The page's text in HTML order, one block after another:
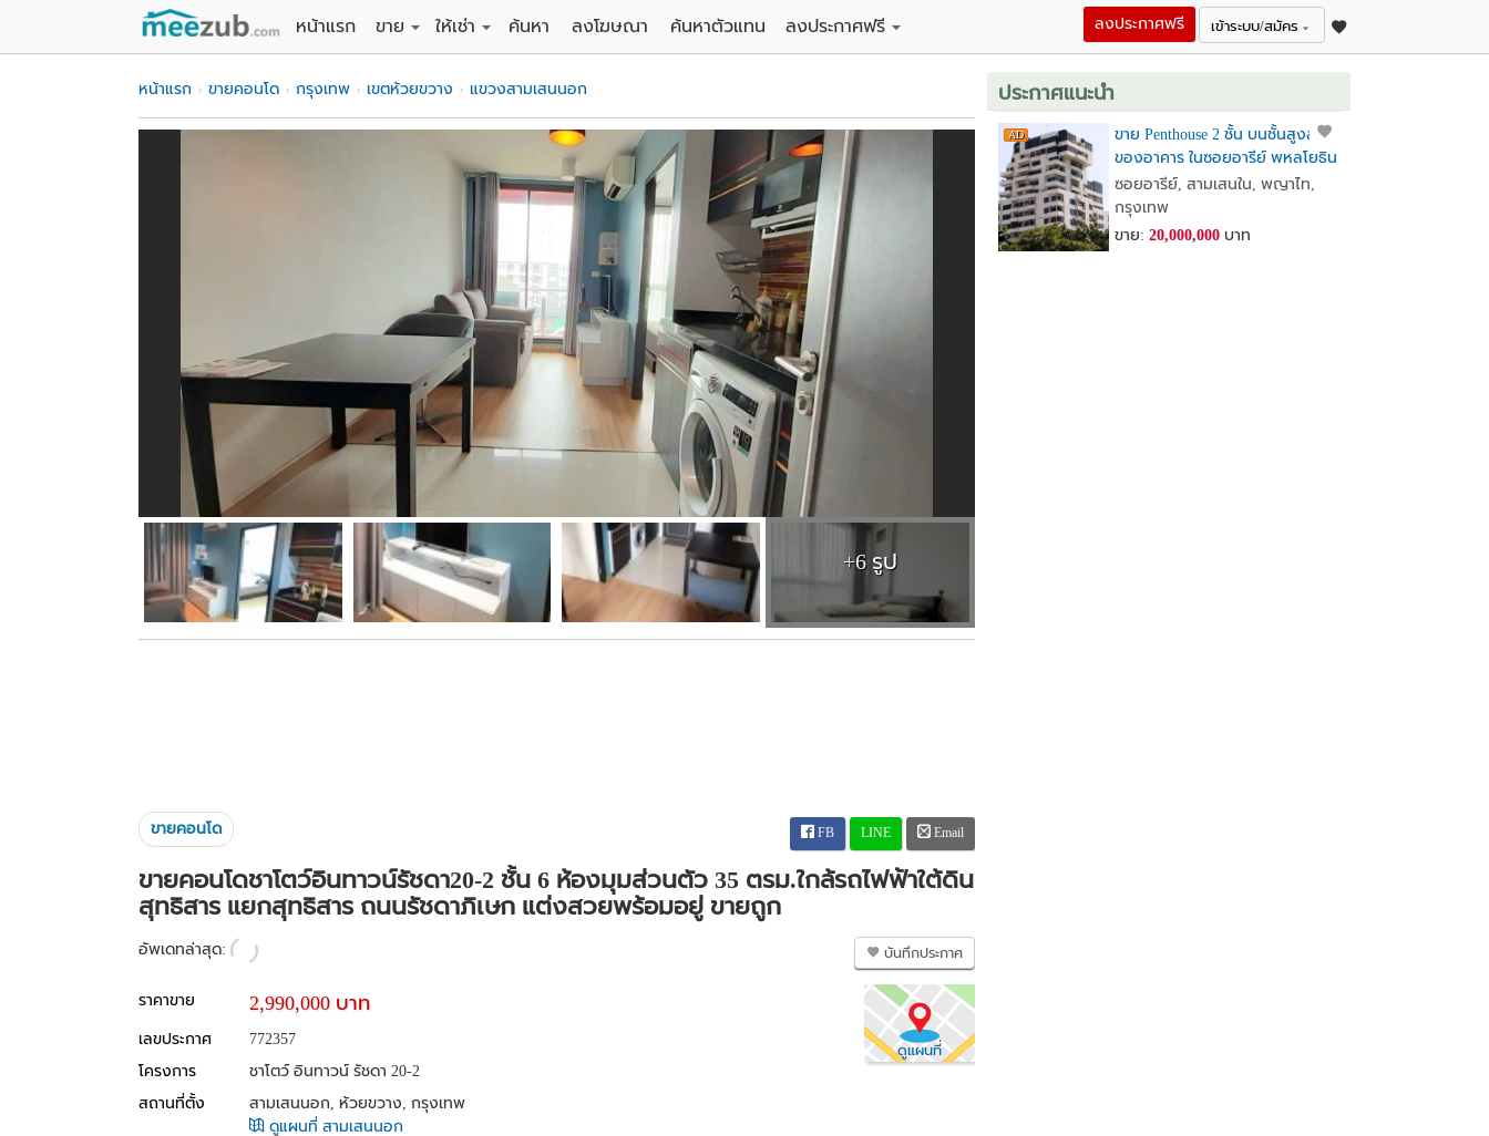
หน้าแรก
ขาย
ขายบ้าน
ขายคอนโด
ขายทาวน์เฮาส์
ขายอพาร์ทเม้นท์ / โรงแรม
ขายอาคารพาณิชย์ / สำนักงาน
ขายโรงงาน / โกดัง
ให้เช่า
ให้เช่าบ้าน
ให้เช่าคอนโด
ให้เช่าทาวน์เฮาส์
ให้เช่าอพาร์ทเม้นท์ / โรงแรม
ให้เช่าอาคารพาณิชย์ / สำนักงาน
ให้เช่าโรงงาน / โกดัง
ค้นหา ลงโฆษณา ค้นหาตัวแทน
ลงประกาศฟรี
เข้าระบบ/สมัคร
ลงประกาศฟรี
หน้าแรก ขายคอนโด กรุงเทพ เขตห้วยขวาง แขวงสามเสนนอก
+6 รูป
ขายคอนโด FB LINE Email
ขายคอนโดชาโตว์อินทาวน์รัชดา20-2 ชั้น 6 ห้องมุมส่วนตัว 35 ตรม.ใกล้รถไฟฟ้าใต้ดิน
สุทธิสาร แยกสุทธิสาร ถนนรัชดาภิเษก แต่งสวยพร้อมอยู่ ขายถูก
อัพเดทล่าสุด: บันทึกประกาศ
ดูแผนที่
ราคาขาย 2,990,000 บาท
เลขประกาศ
772357
โครงการ
ชาโตว์ อินทาวน์ รัชดา 20-2
สถานที่ตั้ง
สามเสนนอก, ห้วยขวาง, กรุงเทพ
ดูแผนที่ สามเสนนอก
ประกาศแนะนำ
ขาย Penthouse 2 ชั้น บนชั้นสูงสุด
ของอาคาร ในซอยอารีย์ พหลโยธิน
7
ซอยอารีย์, สามเสนใน, พญาไท,
กรุงเทพ
ขาย: 20,000,000บาท